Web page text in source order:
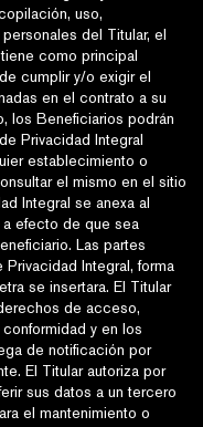
Integral se anexa al
a efecto de que sea
Las partes
Integral, forma
se insertara. El Titular
de acceso,
y en los
de notificación por
El Titular autoriza por
sus datos a un tercero
el mantenimiento o